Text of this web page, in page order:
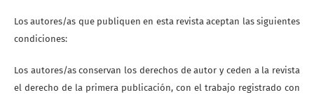
Los autores/as que publiquen en esta revista aceptan las siguientes
condiciones:
Los autores/as conservan los derechos de autor y ceden a la revista
el derecho de la primera publicación, con el trabajo registrado con